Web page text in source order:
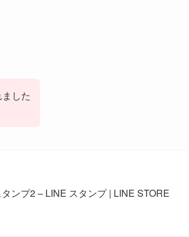
した
ンプ2 – LINE スタンプ | LINE STORE